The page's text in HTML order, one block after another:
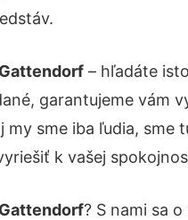
– hľadáte
garantujeme vám
my sme iba ľudia,
k vašej
? S nami sa